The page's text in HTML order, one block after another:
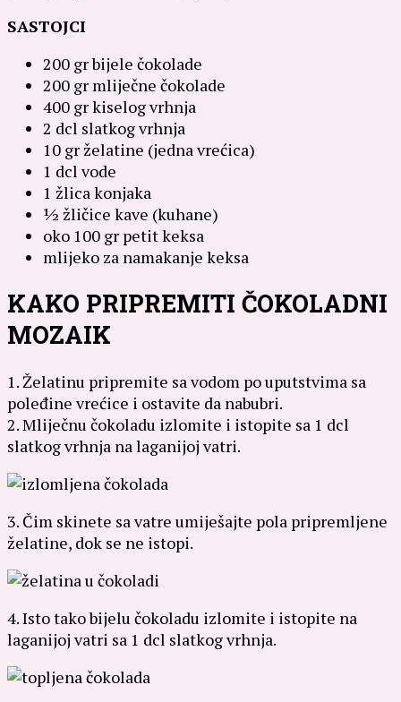
SASTOJCI
200 gr bijele čokolade
200 gr mliječne čokolade
400 gr kiselog vrhnja
2 dcl slatkog vrhnja
10 gr želatine (jedna vrećica)
1 dcl vode
1 žlica konjaka
½ žličice kave (kuhane)
oko 100 gr petit keksa
mlijeko za namakanje keksa
KAKO PRIPREMITI ČOKOLADNI
MOZAIK
1. Želatinu pripremite sa vodom po uputstvima sa
poleđine vrećice i ostavite da nabubri.
2. Mliječnu čokoladu izlomite i istopite sa 1 dcl
slatkog vrhnja na laganijoj vatri.
3. Čim skinete sa vatre umiješajte pola pripremljene
želatine, dok se ne istopi.
4. Isto tako bijelu čokoladu izlomite i istopite na
laganijoj vatri sa 1 dcl slatkog vrhnja.